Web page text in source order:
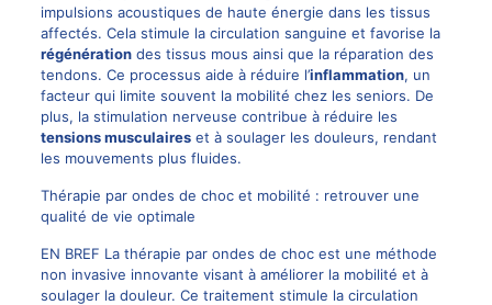
impulsions acoustiques de haute énergie dans les tissus
affectés. Cela stimule la circulation sanguine et favorise la
régénérationdes tissus mous ainsi que la réparation des
tendons. Ce processus aide à réduire l’inflammation, un
facteur qui limite souvent la mobilité chez les seniors. De
plus, la stimulation nerveuse contribue à réduire les
tensions musculaireset à soulager les douleurs, rendant
les mouvements plus fluides.
Thérapie par ondes de choc et mobilité : retrouver une
qualité de vie optimale
EN BREF La thérapie par ondes de choc est une méthode
non invasive innovante visant à améliorer la mobilité et à
soulager la douleur. Ce traitement stimule la circulation